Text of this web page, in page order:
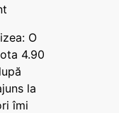
O
4.90
la
îmi